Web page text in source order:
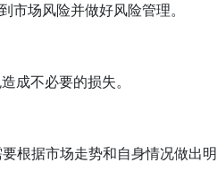
市场风险并做好风险管理。
成不必要的损失。
根据市场走势和自身情况做出明